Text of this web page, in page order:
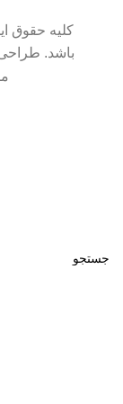
کلیه حقوق
باشد.